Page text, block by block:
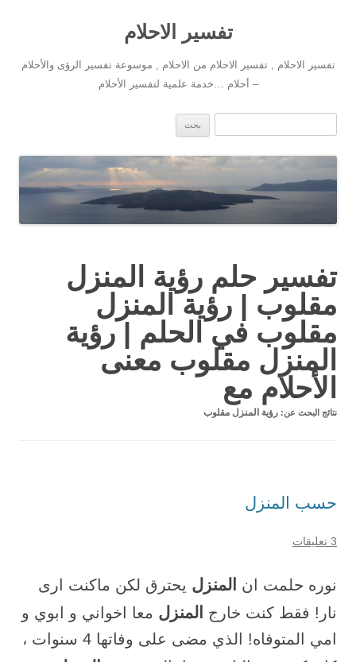
تفسير الاحلام
تفسير الاحلام , تفسير الاحلام من الاحلام , موسوعة تفسير الرؤى والأحلام
– أحلام …خدمة علمية لتفسير الأحلام
انتقل إلى المحتوى
تفسير حلم رؤية المنزل
مقلوب | رؤية المنزل
مقلوب في الحلم | رؤية
المنزل مقلوب معنى
الأحلام مع
نتائج البحث عن: رؤية المنزل مقلوب
حسب المنزل
3 تعليقات
نوره حلمت ان المنزل يحترق لكن ماكنت ارى
نار! فقط كنت خارج المنزل معا اخواني و ابوي و
امي المتوفاه! الذي مضى على وفاتها 4 سنوات ،